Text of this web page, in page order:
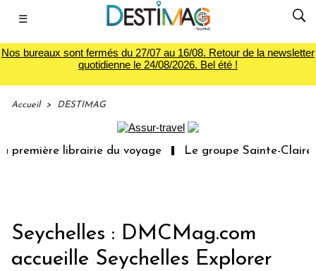
☰
Nos bureaux sont fermés du 27/07 au 16/08. Retour de la newsletter
quotidienne le 24/08/2026. Bel été !
Accueil > DESTIMAG
librairie du voyage Le groupe Sainte-Claire
Seychelles : DMCMag.com
accueille Seychelles Explorer